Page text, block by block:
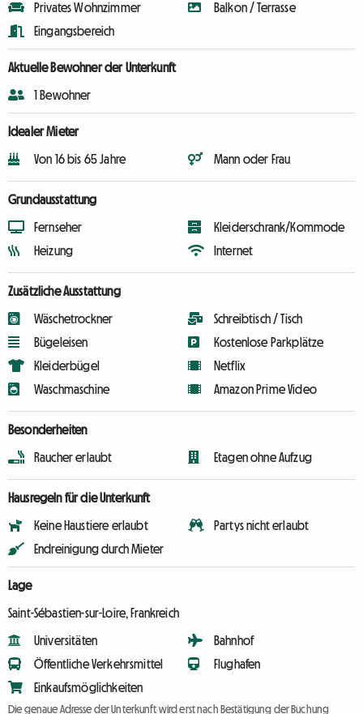
Privates Wohnzimmer
Eingangsbereich
Balkon / Terrasse
Aktuelle Bewohner der Unterkunft
1 Bewohner
Idealer Mieter
Von 16 bis 65 Jahre Mann oder Frau
Grundausstattung
Fernseher
Heizung
Kleiderschrank/Kommode
Internet
Zusätzliche Ausstattung
Wäschetrockner
Bügeleisen
Kleiderbügel
Waschmaschine
Schreibtisch / Tisch
Kostenlose Parkplätze
Netflix
Amazon Prime Video
Besonderheiten
Raucher erlaubt Etagen ohne Aufzug
Hausregeln für die Unterkunft
Keine Haustiere erlaubt
Endreinigung durch Mieter
Partys nicht erlaubt
Lage
Saint-Sébastien-sur-Loire, Frankreich
Universitäten
Öffentliche Verkehrsmittel
Einkaufsmöglichkeiten
Bahnhof
Flughafen
Die genaue Adresse der Unterkunft wird erst nach Bestätigung der Buchung